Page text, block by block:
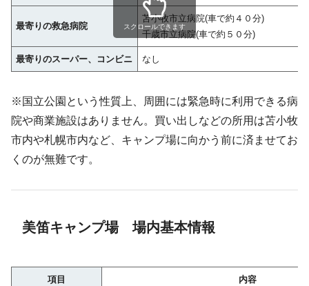
最寄りの救急病院
苫小牧市立病院(車で約４０分)
千歳市立病院(車で約５０分)
最寄りのスーパー、コンビニ なし
スクロールできます
※国立公園という性質上、周囲には緊急時に利用できる病
院や商業施設はありません。買い出しなどの所用は苫小牧
市内や札幌市内など、キャンプ場に向かう前に済ませてお
くのが無難です。
美笛キャンプ場 場内基本情報
項目 内容